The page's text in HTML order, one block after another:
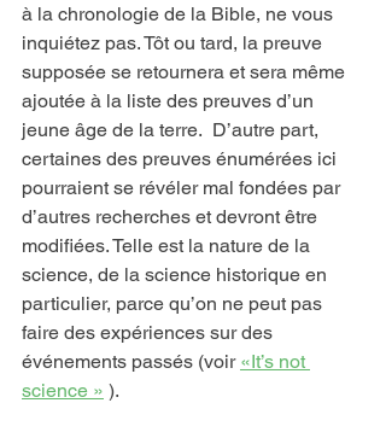
à la chronologie de la Bible, ne vous
inquiétez pas. Tôt ou tard, la preuve
supposée se retournera et sera même
ajoutée à la liste des preuves d’un
jeune âge de la terre.  D’autre part,
certaines des preuves énumérées ici
pourraient se révéler mal fondées par
d’autres recherches et devront être
modifiées. Telle est la nature de la
science, de la science historique en
particulier, parce qu’on ne peut pas
faire des expériences sur des
événements passés (voir «It’s not
science » ).